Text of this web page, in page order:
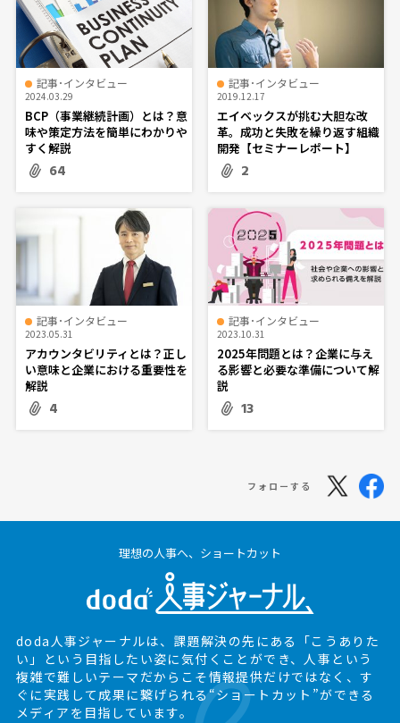
記事･インタビュー
2024.03.29
BCP（事業継続計画）とは？意
味や策定方法を簡単にわかりや
すく解説
64
記事･インタビュー
2019.12.17
エイベックスが挑む大胆な改
革。成功と失敗を繰り返す組織
開発【セミナーレポート】
2
記事･インタビュー
2023.05.31
アカウンタビリティとは？正し
い意味と企業における重要性を
解説
4
記事･インタビュー
2023.10.31
2025年問題とは？企業に与え
る影響と必要な準備について解
説
13
フォローする
理想の人事へ、ショートカット
doda人事ジャーナルは、課題解決の先にある
「こうありた
い」という目指したい姿に気付くことができ、人事という
複雑で難しいテーマだからこそ情報提供だけではなく、 す
ぐに実践して成果に繋げられる“ショートカット”ができる
メディアを目指しています。